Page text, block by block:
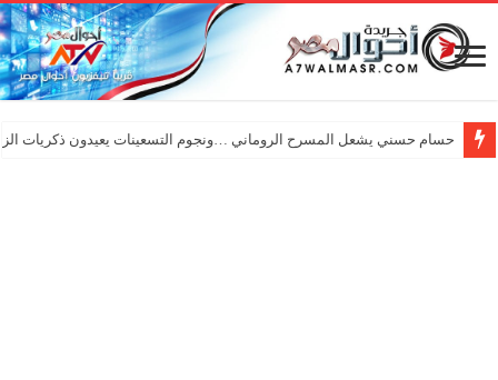
حسام حسني يشعل المسرح الروماني …ونجوم التسعينات يعيدون ذكريات